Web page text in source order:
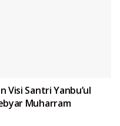
Visi Santri Yanbu’ul
Muharram